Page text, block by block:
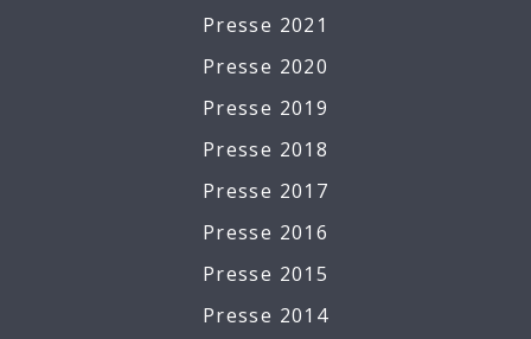
Presse 2021
Presse 2020
Presse 2019
Presse 2018
Presse 2017
Presse 2016
Presse 2015
Presse 2014